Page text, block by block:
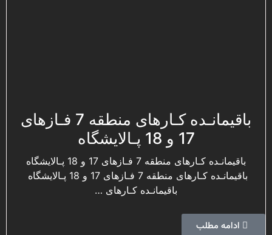
باقیمانـده کـارهای منطقه 7 فـازهای
باقیمانـده کـارهای منطقه 7 فـازهای 17 و 18 پـالایشگاه
باقیمانـده کـارهای منطقه 7 فـازهای 17 و 18 پـالایشگاه
باقیمانـده کـارهای …
مطلب